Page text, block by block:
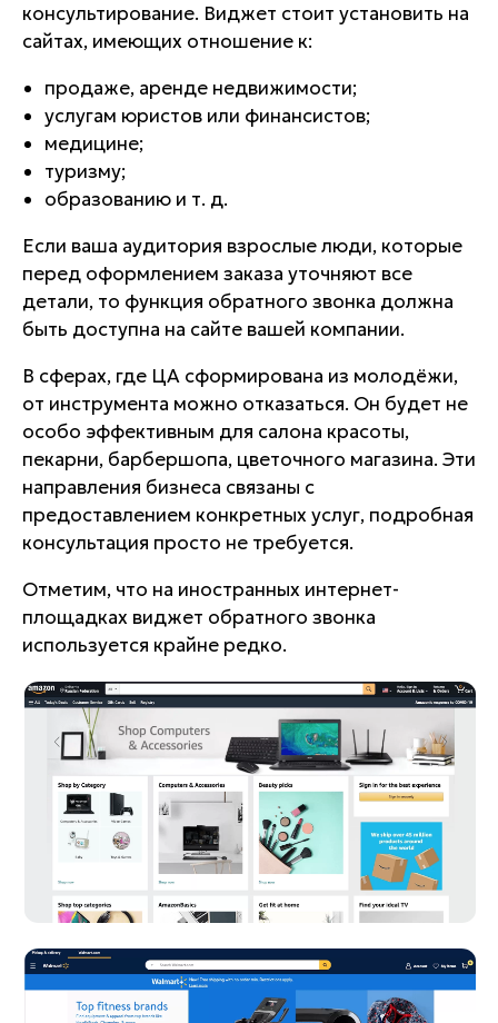
консультирование. Виджет стоит установить на
сайтах, имеющих отношение к:
продаже, аренде недвижимости;
услугам юристов или финансистов;
медицине;
туризму;
образованию и т. д.
Если ваша аудитория взрослые люди, которые
перед оформлением заказа уточняют все
детали, то функция обратного звонка должна
быть доступна на сайте вашей компании.
В сферах, где ЦА сформирована из молодёжи,
от инструмента можно отказаться. Он будет не
особо эффективным для салона красоты,
пекарни, барбершопа, цветочного магазина. Эти
направления бизнеса связаны с
предоставлением конкретных услуг, подробная
консультация просто не требуется.
Отметим, что на иностранных интернет-
площадках виджет обратного звонка
используется крайне редко.